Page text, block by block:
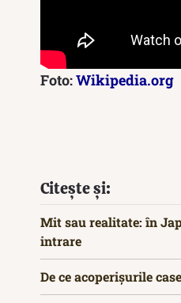
Foto:Wikipedia.org
Citește și:
Mit sau realitate: în
intrare
De ce acoperișurile